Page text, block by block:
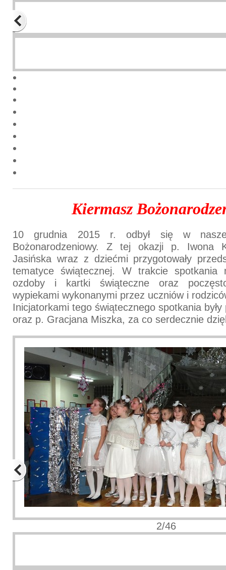
Kiermasz
10 grudnia 2015 r. odbył się w
Bożonarodzeniowy. Z tej okazji p. Iwona
Jasińska wraz z dziećmi przygotowały
tematyce świątecznej. W trakcie spotkania
ozdoby i kartki świąteczne oraz
wypiekami wykonanymi przez uczniów i
Inicjatorkami tego świątecznego spotkania
oraz p. Gracjana Miszka, za co serdecznie
2/46